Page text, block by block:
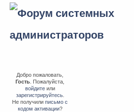
Добро пожаловать,
Гость . Пожалуйста,
войдитеили
зарегистрируйтесь.
Не получилиписьмо с
кодом активации?